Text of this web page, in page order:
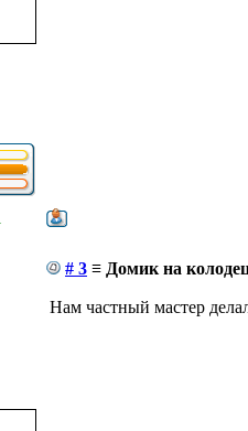
# 3 ≡ Домик на
Нам частный мастер